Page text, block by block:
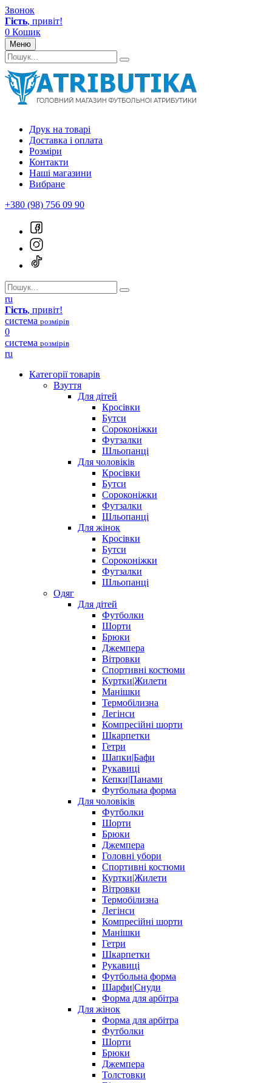
Звонок
Гість, привіт!
0 Кошик
Меню
Друк на товарі
Доставка і оплата
Розміри
Контакти
Наші магазини
Вибране
+380 (98) 756 09 90
ru
Гість, привіт!
система розмірів
0
система розмірів
ru
Категорії товарів
Взуття
Для дітей
Кросівки
Бутси
Сороконіжки
Футзалки
Шльопанці
Для чоловіків
Кросівки
Бутси
Сороконіжки
Футзалки
Шльопанці
Для жінок
Кросівки
Бутси
Сороконіжки
Футзалки
Шльопанці
Одяг
Для дітей
Футболки
Шорти
Брюки
Джемпера
Вітровки
Спортивні костюми
Куртки|Жилети
Манішки
Термобілизна
Легінси
Компресійні шорти
Шкарпетки
Гетри
Шапки|Бафи
Рукавиці
Кепки|Панами
Футбольна форма
Для чоловіків
Футболки
Шорти
Брюки
Джемпера
Головні убори
Спортивні костюми
Куртки|Жилети
Вітровки
Термобілизна
Легінси
Компресійні шорти
Манішки
Гетри
Шкарпетки
Рукавиці
Футбольна форма
Шарфи|Снуди
Форма для арбітра
Для жінок
Форма для арбітра
Футболки
Шорти
Брюки
Джемпера
Толстовки